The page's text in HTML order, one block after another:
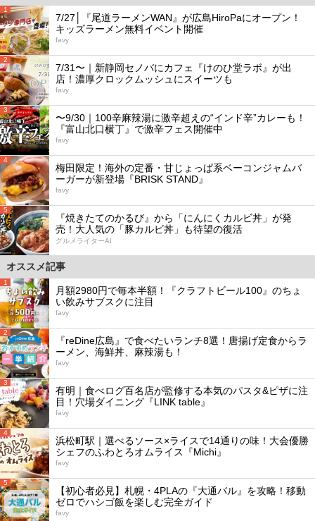
1
7/27│『尾道ラーメンWAN』が広島HiroPaにオープン！
キッズラーメン無料イベント開催
favy
2
7/31〜｜新静岡セノバにカフェ『けのひ堂ラボ』が出
店！濃厚クロックムッシュにスイーツも
favy
3
〜9/30｜100辛麻辣湯に激辛超えの“インド辛”カレーも！
『富山北口横丁』で激辛フェス開催中
favy
4
梅田限定！海外の定番・甘じょっぱ系ベーコンジャムバ
ーガーが新登場『BRISK STAND』
favy
5
『焼きたてのかるび』から「にんにくカルビ丼」が発
売！大人気の「豚カルビ丼」も待望の復活
グルメライターAI
オススメ記事
1
月額2980円で毎本半額！『クラフトビール100』のちょ
い飲みサブスクに注目
favy
2
『reDine広島』で食べたいランチ8選！唐揚げ定食からラ
ーメン、海鮮丼、麻辣湯も！
favy
3
有明｜食べログ百名店が監修する本気のパスタ&ピザに注
目！穴場ダイニング『LINK table』
favy
4
浜松町駅｜選べるソース×ライスで14通りの味！大会優勝
シェフのふわとろオムライス『Michi』
favy
5
【初心者必見】札幌・4PLAの『大通バル』を攻略！移動
ゼロでハシゴ飯を楽しむ完全ガイド
favy